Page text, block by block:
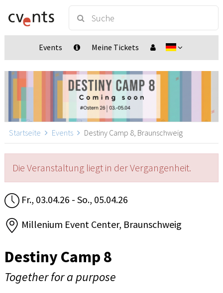
Events Meine Tickets
Startseite Events Destiny Camp 8, Braunschweig
Die Veranstaltung liegt in der Vergangenheit.
Fr., 03.04.26 - So., 05.04.26
Millenium Event Center, Braunschweig
Destiny Camp 8
Together for a purpose